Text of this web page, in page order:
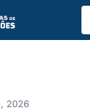
2026